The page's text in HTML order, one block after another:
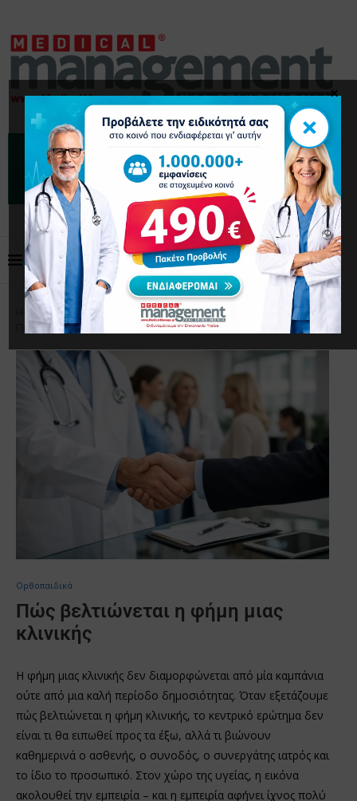
Home Επιστημονικά Άρθρα
Oρθοπαιδικά
Πώς βελτιώνεται η φήμη μιας κλινικής
Oρθοπαιδικά
Πώς βελτιώνεται η φήμη μιας
κλινικής
Η φήμη μιας κλινικής δεν διαμορφώνεται από μία καμπάνια
ούτε από μια καλή περίοδο δημοσιότητας. Όταν εξετάζουμε
πώς βελτιώνεται η φήμη κλινικής, το κεντρικό ερώτημα δεν
είναι τι θα ειπωθεί προς τα έξω, αλλά τι βιώνουν
καθημερινά ο ασθενής, ο συνοδός, ο συνεργάτης ιατρός και
το ίδιο το προσωπικό. Στον χώρο της υγείας, η εικόνα
ακολουθεί την εμπειρία – και η εμπειρία αφήνει ίχνος πολύ
×
×